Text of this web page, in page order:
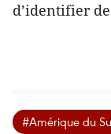
d’identifier
#Amérique du